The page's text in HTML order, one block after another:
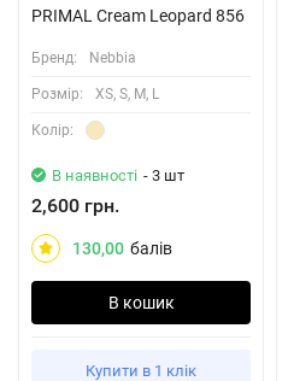
PRIMAL Cream Leopard 856
Бренд: Nebbia
Розмiр: XS, S, M, L
Колiр:
В наявності - 3 шт
2,600 грн.
130,00 балів
В кошик
Купити в 1 клік